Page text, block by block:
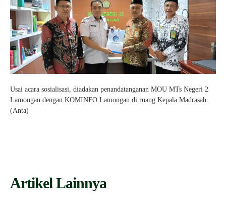
Usai acara sosialisasi, diadakan penandatanganan MOU MTs Negeri 2
Lamongan dengan KOMINFO Lamongan di ruang Kepala Madrasah.
(Anta)
Artikel Lainnya